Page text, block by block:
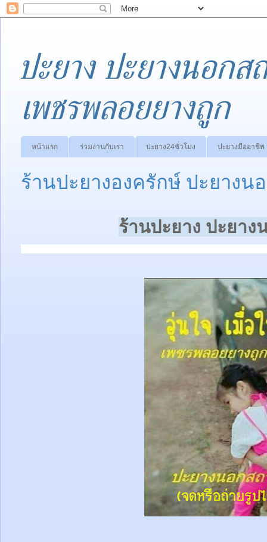
ปะยาง ปะยางนอก
เพชรพลอยยางถูก
หน้าแรก ร่วมงานกับเรา ปะยาง24ชั่วโมง ปะยางมืออาชีพ
ร้านปะยางองครักษ์ ปะยางน
ร้านปะยาง ปะยา